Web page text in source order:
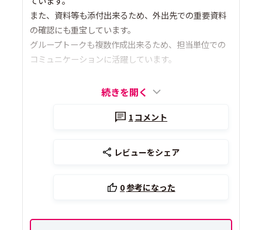
また、資料等も添付出来るため、外出先での重要資料
の確認にも重宝しています。
グループトークも複数作成出来るため、担当単位での
コミュニケーションに活躍しています。
続きを開く
1 コメント
レビューをシェア
0参考になった